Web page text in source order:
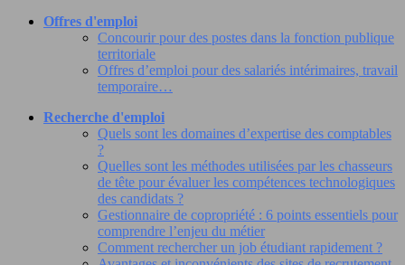
Offres d'emploi
Concourir pour des postes dans la fonction publique
territoriale
Offres d’emploi pour des salariés intérimaires, travail
temporaire…
Recherche d'emploi
Quels sont les domaines d’expertise des comptables
?
Quelles sont les méthodes utilisées par les chasseurs
de tête pour évaluer les compétences technologiques
des candidats ?
Gestionnaire de copropriété : 6 points essentiels pour
comprendre l’enjeu du métier
Comment rechercher un job étudiant rapidement ?